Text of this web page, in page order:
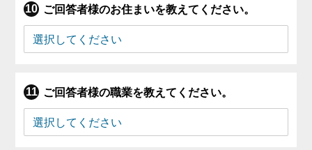
ご回答者様のお住まいを教えてください。
ご回答者様の職業を教えてください。